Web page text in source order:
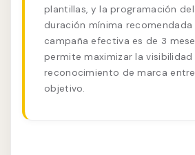
plantillas, y la programación
duración mínima recomendada
campaña efectiva es de 3
permite maximizar la visibilidad
reconocimiento de marca
objetivo.